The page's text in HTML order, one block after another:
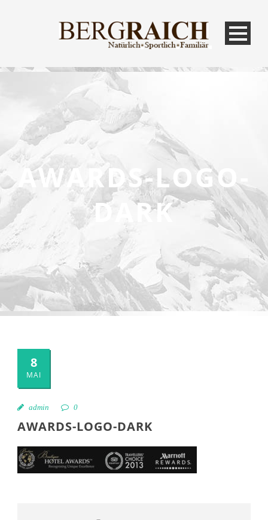
AWARDS-LOGO-
DARK
8
MAI
admin 0
AWARDS-LOGO-DARK